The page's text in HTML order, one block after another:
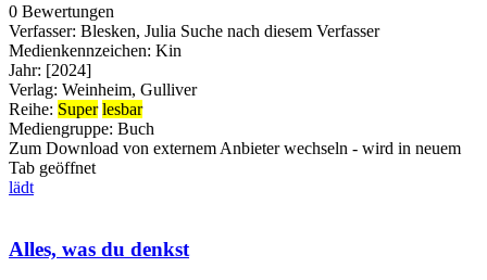
0 Bewertungen
Verfasser: Blesken, Julia Suche nach diesem Verfasser
Medienkennzeichen: Kin
Jahr: [2024]
Verlag: Weinheim, Gulliver
Reihe: Super lesbar
Mediengruppe: Buch
Zum Download von externem Anbieter wechseln - wird in neuem
Tab geöffnet
lädt
Alles, was du denkst